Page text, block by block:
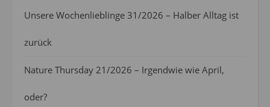
Unsere Wochenlieblinge 31/2026 – Halber Alltag ist
zurück
Nature Thursday 21/2026 – Irgendwie wie April,
oder?